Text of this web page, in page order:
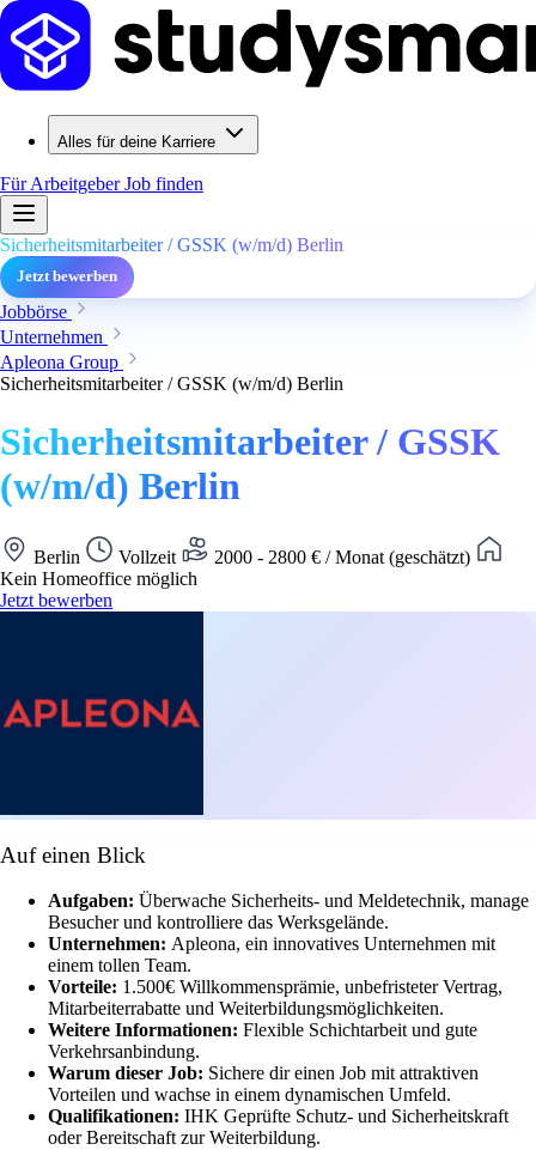
Alles für deine Karriere
Für ArbeitgeberJob finden
Sicherheitsmitarbeiter / GSSK (w/m/d) Berlin
Jetzt bewerben
Jobbörse
Unternehmen
Apleona Group
Sicherheitsmitarbeiter / GSSK (w/m/d) Berlin
Sicherheitsmitarbeiter / GSSK
(w/m/d) Berlin
Berlin Vollzeit
2000 - 2800 € / Monat (geschätzt)
Kein Homeoffice möglich
Jetzt bewerben
Auf einen Blick
Aufgaben: Überwache Sicherheits- und Meldetechnik, manage
Besucher und kontrolliere das Werksgelände.
Unternehmen: Apleona, ein innovatives Unternehmen mit
einem tollen Team.
Vorteile: 1.500€ Willkommensprämie, unbefristeter Vertrag,
Mitarbeiterrabatte und Weiterbildungsmöglichkeiten.
Weitere Informationen: Flexible Schichtarbeit und gute
Verkehrsanbindung.
Warum dieser Job: Sichere dir einen Job mit attraktiven
Vorteilen und wachse in einem dynamischen Umfeld.
Qualifikationen: IHK Geprüfte Schutz- und Sicherheitskraft
oder Bereitschaft zur Weiterbildung.